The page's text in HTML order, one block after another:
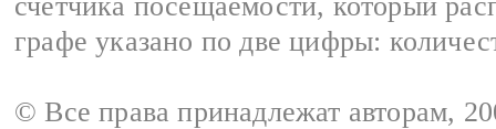
графе указано по две цифры:
© Все права принадлежат авторам,